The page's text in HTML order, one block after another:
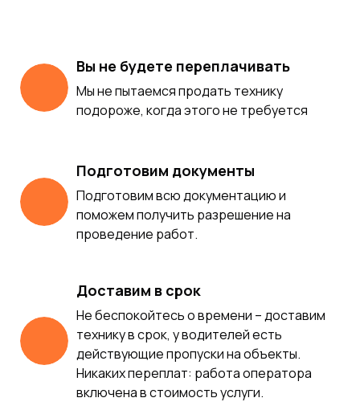
Вы не будете переплачивать
Мы не пытаемся продать технику
подороже, когда этого не требуется
Подготовим документы
Подготовим всю документацию и
поможем получить разрешение на
проведение работ.
Доставим в срок
Не беспокойтесь о времени – доставим
технику в срок, у водителей есть
действующие пропуски на объекты.
Никаких переплат: работа оператора
включена в стоимость услуги.